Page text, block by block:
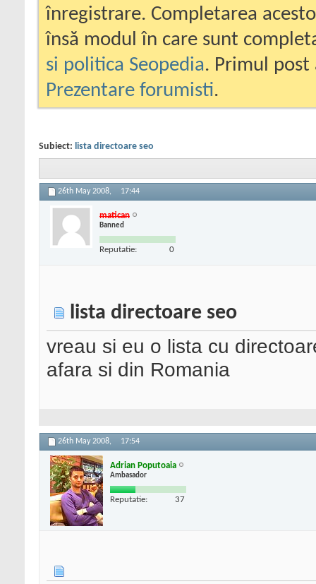
înregistrare. Completarea
însă modul în care sunt
si politica Seopedia. Primul
Prezentare forumisti.
Subiect: lista directoare seo
26th May 2008, 17:44
matican
Banned
Reputatie: 0
lista directoare seo
vreau si eu o lista cu
afara si din Romania
26th May 2008, 17:54
Adrian Poputoaia
Ambasador
Reputatie: 37